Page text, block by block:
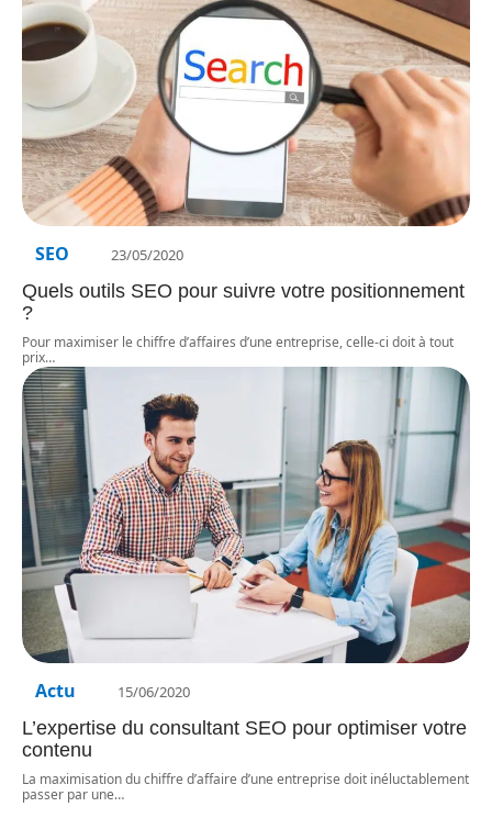
SEO 23/05/2020
Quels outils SEO pour suivre votre positionnement
?
Pour maximiser le chiffre d’affaires d’une entreprise, celle-ci doit à tout
prix…
Actu 15/06/2020
L’expertise du consultant SEO pour optimiser votre
contenu
La maximisation du chiffre d’affaire d’une entreprise doit inéluctablement
passer par une…